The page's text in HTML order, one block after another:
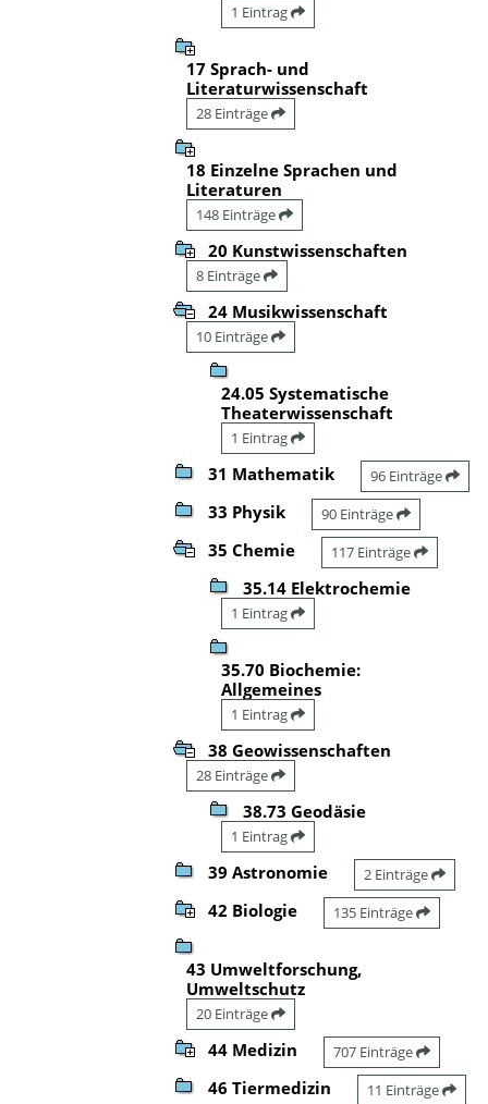
1 Eintrag
17 Sprach- und
Literaturwissenschaft
28 Einträge
18 Einzelne Sprachen und
Literaturen
148 Einträge
20 Kunstwissenschaften
8 Einträge
24 Musikwissenschaft
10 Einträge
24.05 Systematische
Theaterwissenschaft
1 Eintrag
31 Mathematik 96 Einträge
33 Physik 90 Einträge
35 Chemie 117 Einträge
35.14 Elektrochemie
1 Eintrag
35.70 Biochemie:
Allgemeines
1 Eintrag
38 Geowissenschaften
28 Einträge
38.73 Geodäsie
1 Eintrag
39 Astronomie 2 Einträge
42 Biologie 135 Einträge
43 Umweltforschung,
Umweltschutz
20 Einträge
44 Medizin 707 Einträge
46 Tiermedizin 11 Einträge